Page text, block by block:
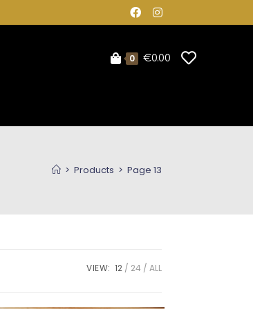
0 €0.00
> Products > Page 13
VIEW: 12 24 ALL